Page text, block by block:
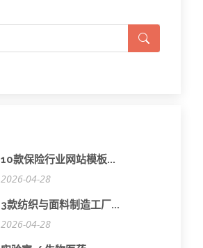
10款保险行业网站模板...
2026-04-28
3款纺织与面料制造工厂...
2026-04-28